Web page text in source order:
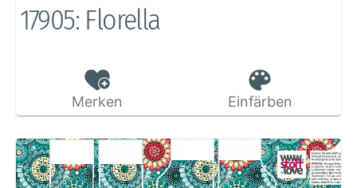
17905: Florella
Merken Einfärben